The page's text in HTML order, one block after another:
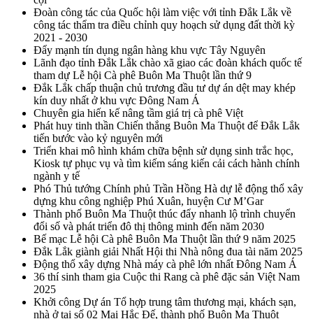
Đoàn công tác của Quốc hội làm việc với tỉnh Đắk Lắk về
công tác thẩm tra điều chỉnh quy hoạch sử dụng đất thời kỳ
2021 - 2030
Đẩy mạnh tín dụng ngân hàng khu vực Tây Nguyên
Lãnh đạo tỉnh Đắk Lắk chào xã giao các đoàn khách quốc tế
tham dự Lễ hội Cà phê Buôn Ma Thuột lần thứ 9
Đắk Lắk chấp thuận chủ trương đầu tư dự án dệt may khép
kín duy nhất ở khu vực Đông Nam Á
Chuyên gia hiến kế nâng tầm giá trị cà phê Việt
Phát huy tinh thần Chiến thắng Buôn Ma Thuột để Đắk Lắk
tiến bước vào kỷ nguyên mới
Triển khai mô hình khám chữa bệnh sử dụng sinh trắc học,
Kiosk tự phục vụ và tìm kiếm sáng kiến cải cách hành chính
ngành y tế
Phó Thủ tướng Chính phủ Trần Hồng Hà dự lễ động thổ xây
dựng khu công nghiệp Phú Xuân, huyện Cư M’Gar
Thành phố Buôn Ma Thuột thúc đẩy nhanh lộ trình chuyển
đổi số và phát triển đô thị thông minh đến năm 2030
Bế mạc Lễ hội Cà phê Buôn Ma Thuột lần thứ 9 năm 2025
Đắk Lắk giành giải Nhất Hội thi Nhà nông đua tài năm 2025
Động thổ xây dựng Nhà máy cà phê lớn nhất Đông Nam Á
36 thí sinh tham gia Cuộc thi Rang cà phê đặc sản Việt Nam
2025
Khởi công Dự án Tổ hợp trung tâm thương mại, khách sạn,
nhà ở tại số 02 Mai Hắc Đế, thành phố Buôn Ma Thuột